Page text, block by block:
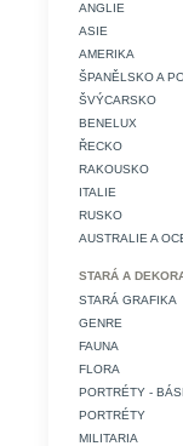
ANGLIE
ASIE
AMERIKA
ŠPANĚLSKO A
ŠVÝCARSKO
BENELUX
ŘECKO
RAKOUSKO
ITALIE
RUSKO
AUSTRALIE A
STARÁ A
STARÁ GRAFIKA
GENRE
FAUNA
FLORA
PORTRÉTY -
PORTRÉTY
MILITARIA